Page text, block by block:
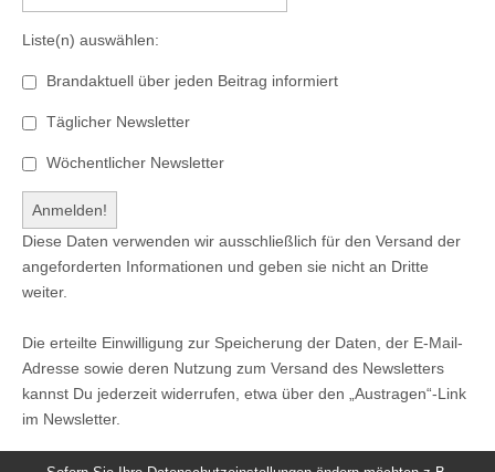
Liste(n) auswählen:
Brandaktuell über jeden Beitrag informiert
Täglicher Newsletter
Wöchentlicher Newsletter
Diese Daten verwenden wir ausschließlich für den Versand der
angeforderten Informationen und geben sie nicht an Dritte
weiter.
Die erteilte Einwilligung zur Speicherung der Daten, der E-Mail-
Adresse sowie deren Nutzung zum Versand des Newsletters
kannst Du jederzeit widerrufen, etwa über den „Austragen“-Link
im Newsletter.